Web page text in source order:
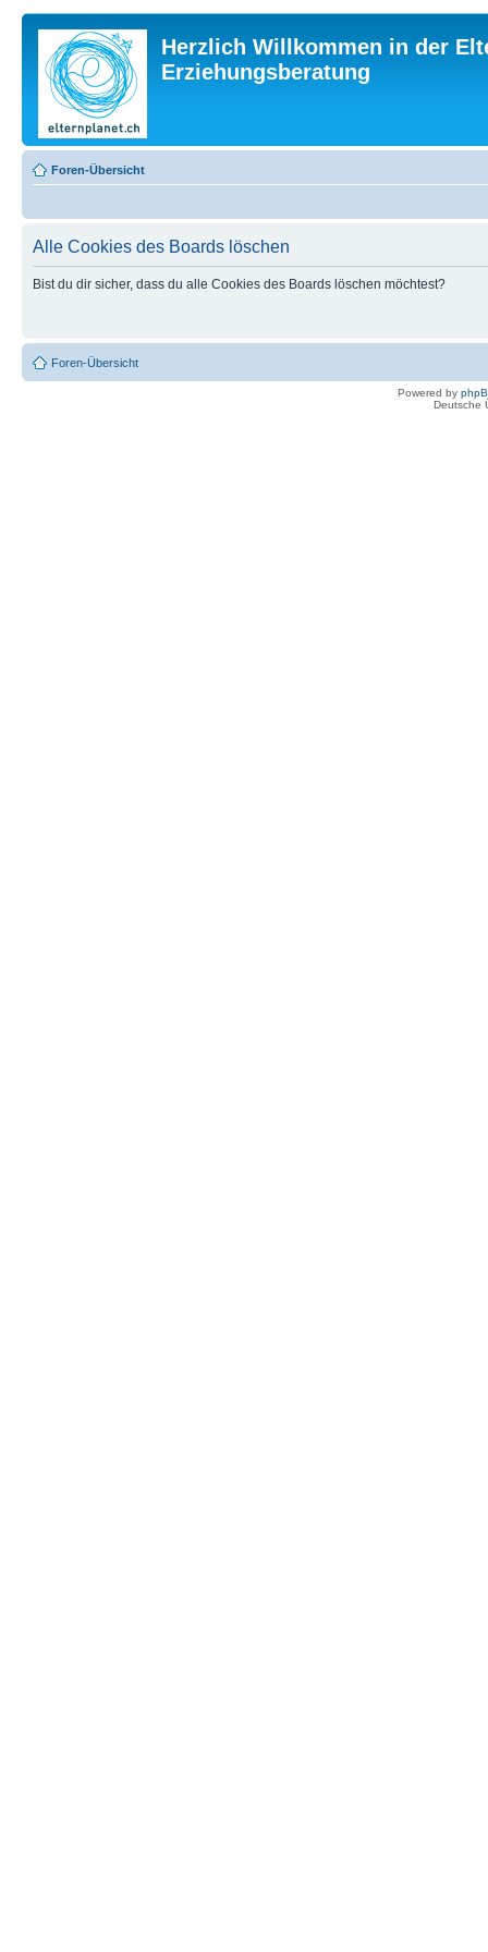
Herzlich Willkommen in der
Erziehungsberatung
Foren-Übersicht
Alle Cookies des Boards löschen
Bist du dir sicher, dass du alle Cookies des Boards löschen möchtest?
Foren-Übersicht
Powered by
Deutsche